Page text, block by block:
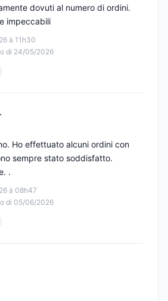
à 11h30
di 24/05/2026
dovuti al numero di ordini.
impeccabili
à 08h47
di 05/06/2026
Ho effettuato alcuni ordini con
sempre stato soddisfatto.
.